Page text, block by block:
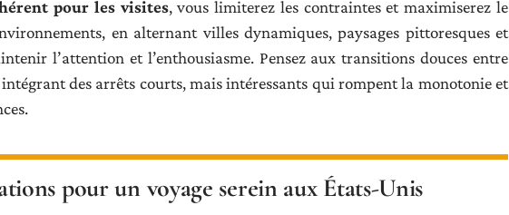
pour les visites, vous limiterez les contraintes et maximiserez le
en alternant villes dynamiques, paysages pittoresques et
l’attention et l’enthousiasme. Pensez aux transitions douces entre
des arrêts courts, mais intéressants qui rompent la monotonie et
pour un voyage serein aux États-Unis